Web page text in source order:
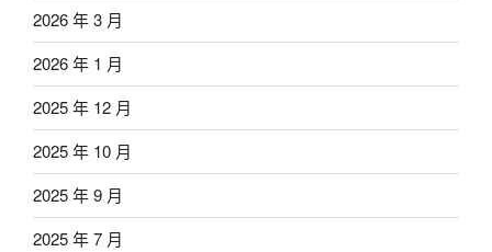
2026 年 3 月
2026 年 1 月
2025 年 12 月
2025 年 10 月
2025 年 9 月
2025 年 7 月